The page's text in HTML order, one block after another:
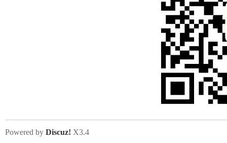
Powered by Discuz! X3.4